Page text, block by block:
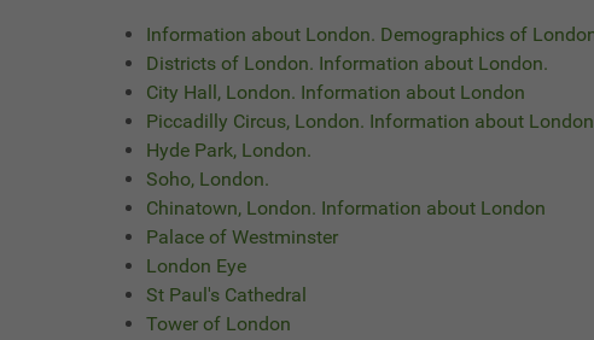
Information about London. Demographics of
Districts of London. Information about London.
City Hall, London. Information about London
Piccadilly Circus, London. Information about London
Hyde Park, London.
Soho, London.
Chinatown, London. Information about London
Palace of Westminster
London Eye
St Paul's Cathedral
Tower of London